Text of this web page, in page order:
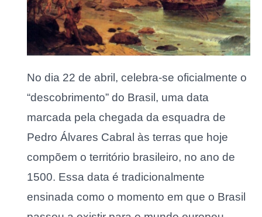
No dia 22 de abril, celebra-se oficialmente o
“descobrimento” do Brasil, uma data
marcada pela chegada da esquadra de
Pedro Álvares Cabral às terras que hoje
compõem o território brasileiro, no ano de
1500. Essa data é tradicionalmente
ensinada como o momento em que o Brasil